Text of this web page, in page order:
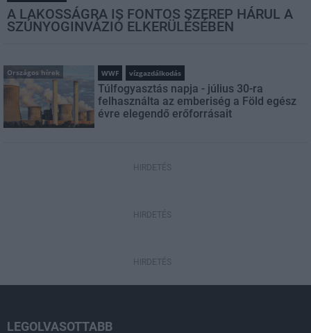
A LAKOSSÁGRA IS FONTOS SZEREP HÁRUL A
SZÚNYOGINVÁZIÓ ELKERÜLÉSÉBEN
Országos hírek WWF vízgazdálkodás
Túlfogyasztás napja - július 30-ra
felhasználta az emberiség a Föld egész
évre elegendő erőforrásait
HIRDETÉS
HIRDETÉS
HIRDETÉS
LEGOLVASOTTABB